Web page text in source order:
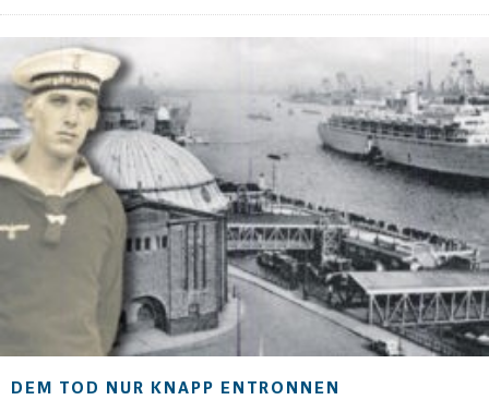
DEM TOD NUR KNAPP ENTRONNEN